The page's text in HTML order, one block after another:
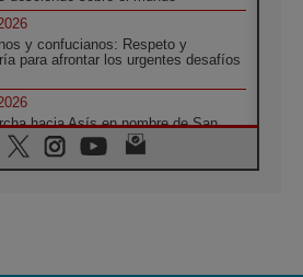
y confucianos: Respeto y
para afrontar los urgentes desafíos
hacia Asís en nombre de San
a la espera de León